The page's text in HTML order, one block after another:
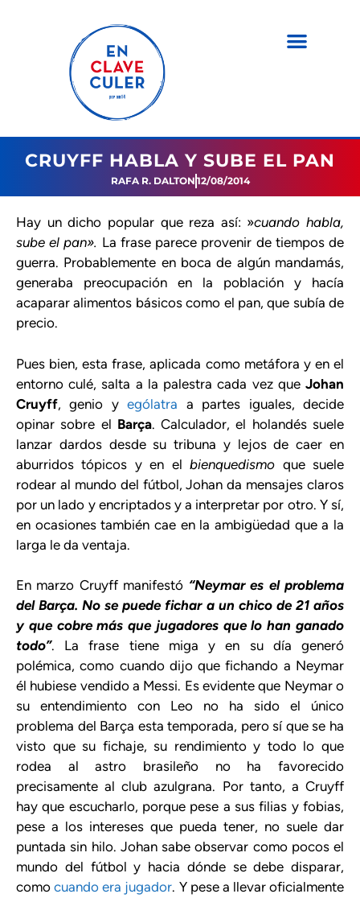
CRUYFF HABLA Y SUBE EL PAN
RAFA R. DALTON 12/08/2014
Hay un dicho popular que reza así: »cuando habla,
sube el pan». La frase parece provenir de tiempos de
guerra. Probablemente en boca de algún mandamás,
generaba preocupación en la población y hacía
acaparar alimentos básicos como el pan, que subía de
precio.
Pues bien, esta frase, aplicada como metáfora y en el
entorno culé, salta a la palestra cada vez que Johan
Cruyff, genio yególatra a partes iguales, decide
opinar sobre el Barça. Calculador, el holandés suele
lanzar dardos desde su tribuna y lejos de caer en
aburridos tópicos y en elbienquedismo que suele
rodear al mundo del fútbol, Johan da mensajes claros
por un lado y encriptados y a interpretar por otro. Y sí,
en ocasiones también cae en la ambigüedad que a la
larga le da ventaja.
En marzo Cruyff manifestó “Neymar es el problema
del Barça. No se puede fichar a un chico de 21 años
y que cobre más que jugadores que lo han ganado
todo”. La frase tiene miga y en su día generó
polémica, como cuando dijo que fichando a Neymar
él hubiese vendido a Messi. Es evidente que Neymar o
su entendimiento con Leo no ha sido el único
problema del Barça esta temporada, pero sí que se ha
visto que su fichaje, su rendimiento y todo lo que
rodea al astro brasileño no ha favorecido
precisamente al club azulgrana. Por tanto, a Cruyff
hay que escucharlo, porque pese a sus filias y fobias,
pese a los intereses que pueda tener, no suele dar
puntada sin hilo. Johan sabe observar como pocos el
mundo del fútbol y hacia dónde se debe disparar,
comocuando era jugador. Y pese a llevar oficialmente